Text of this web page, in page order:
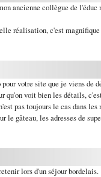
ancienne collègue de
réalisation, c'est
votre site que je viens de
qu'on voit bien les détails,
pas toujours le cas dans les
le gâteau, les adresses de
lors d'un séjour bordelais.